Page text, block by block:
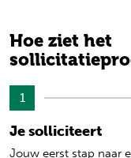
Hoe ziet het
1
Je solliciteert
Jouw eerst stap naar